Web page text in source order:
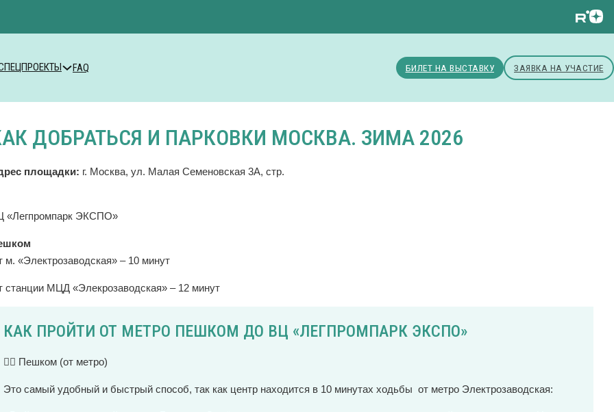
FAQ БИЛЕТ НА ВЫСТАВКУ ЗАЯВКА НА УЧАСТИЕ
ДОБРАТЬСЯ И ПАРКОВКИ МОСКВА. ЗИМА 2026
площадки: г. Москва, ул. Малая Семеновская 3А, стр.
«Легпромпарк ЭКСПО»
м. «Электрозаводская» – 10 минут
станции МЦД «Элекрозаводская» – 12 минут
КАК ПРОЙТИ ОТ МЕТРО ПЕШКОМ ДО ВЦ «ЛЕГПРОМПАРК ЭКСПО»
🚶‍♂️ Пешком (от метро)
Это самый удобный и быстрый способ, так как центр находится в 10 минутах ходьбы от метро Электрозаводская: